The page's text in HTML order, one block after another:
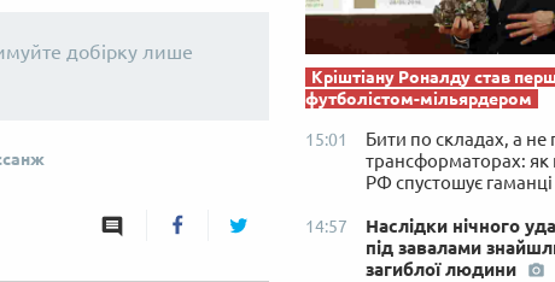
добірку лише
Кріштіану Роналду став
футболістом-мільярдером
15:01
Бити по складах, а не
трансформаторах: як
РФ спустошує гаманці
14:57
Наслідки нічного
під завалами
загиблої людини